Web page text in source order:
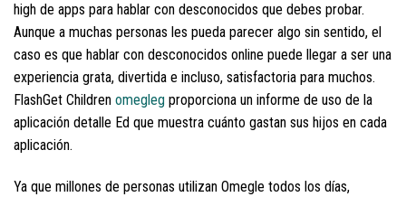
high de apps para hablar con desconocidos que debes probar.
Aunque a muchas personas les pueda parecer algo sin sentido, el
caso es que hablar con desconocidos online puede llegar a ser una
experiencia grata, divertida e incluso, satisfactoria para muchos.
FlashGet Children omegleg proporciona un informe de uso de la
aplicación detalle Ed que muestra cuánto gastan sus hijos en cada
aplicación.
Ya que millones de personas utilizan Omegle todos los días,